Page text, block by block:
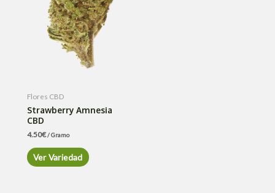
Flores CBD
Strawberry Amnesia
CBD
4.50€/ Gramo
Ver Variedad